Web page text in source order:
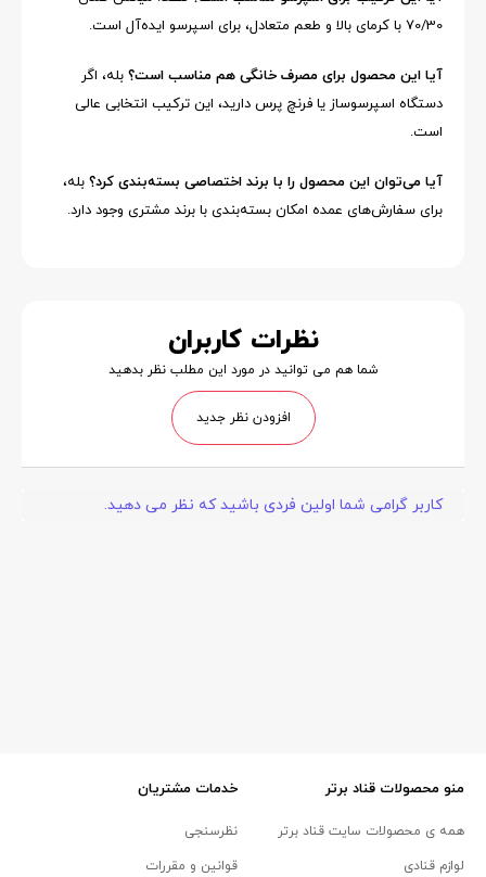
70/30 با کرمای بالا و طعم متعادل، برای اسپرسو ایده‌آل است.
آیا این محصول برای مصرف خانگی هم مناسب است؟ بله، اگر
دستگاه اسپرسوساز یا فرنچ پرس دارید، این ترکیب انتخابی عالی
است.
آیا می‌توان این محصول را با برند اختصاصی بسته‌بندی کرد؟ بله،
برای سفارش‌های عمده امکان بسته‌بندی با برند مشتری وجود دارد.
نظرات کاربران
شما هم می توانید در مورد این مطلب نظر بدهید
افزودن نظر جدید
کاربر گرامی شما اولین فردی باشید که نظر می دهید.
منو محصولات قناد برتر
همه ی محصولات سایت قناد برتر
لوازم قنادی
خدمات مشتریان
نظرسنجی
قوانین و مقررات